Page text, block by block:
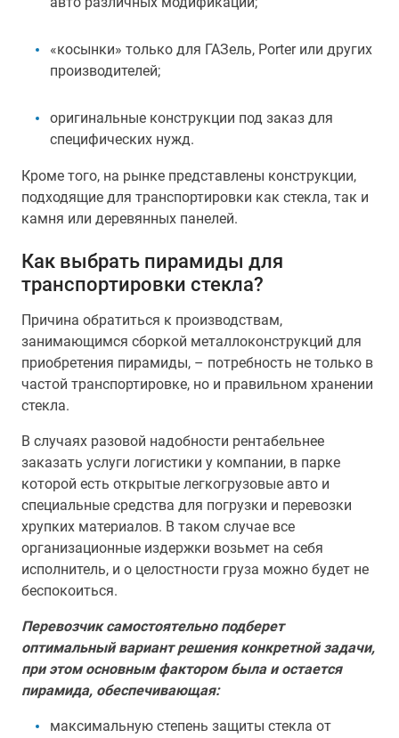
«косынки» только для ГАЗель, Porter или других
производителей;
оригинальные конструкции под заказ для
специфических нужд.
Кроме того, на рынке представлены конструкции,
подходящие для транспортировки как стекла, так и
камня или деревянных панелей.
Как выбрать пирамиды для
транспортировки стекла?
Причина обратиться к производствам,
занимающимся сборкой металлоконструкций для
приобретения пирамиды, – потребность не только в
частой транспортировке, но и правильном хранении
стекла.
В случаях разовой надобности рентабельнее
заказать услуги логистики у компании, в парке
которой есть открытые легкогрузовые авто и
специальные средства для погрузки и перевозки
хрупких материалов. В таком случае все
организационные издержки возьмет на себя
исполнитель, и о целостности груза можно будет не
беспокоиться.
Перевозчик самостоятельно подберет
оптимальный вариант решения конкретной задачи,
при этом основным фактором была и остается
пирамида, обеспечивающая:
максимальную степень защиты стекла от